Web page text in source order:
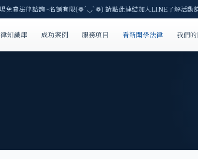
法律諮詢~名額有限(❁´◡`❁) 請點此連結加入LINE了解活動詳
知識庫 成功案例 服務項目 看新聞學法律 我們